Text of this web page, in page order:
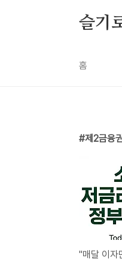
슬기
홈
제2금융